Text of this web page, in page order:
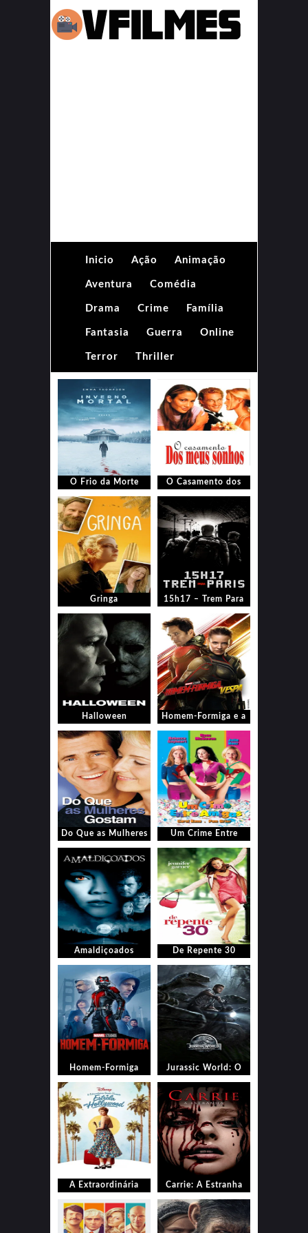
Inicio Ação Animação
Aventura Comédia
Drama Crime Família
Fantasia Guerra Online
Terror Thriller
O Frio da Morte
O Casamento dos
Gringa
15h17 – Trem Para
Halloween
Homem-Formiga e a
Do Que as Mulheres
Um Crime Entre
Amaldiçoados De Repente 30
Homem-Formiga
Jurassic World: O
Dinossauros
A Extraordinária
Estrela em
Hollywood
Carrie: A Estranha